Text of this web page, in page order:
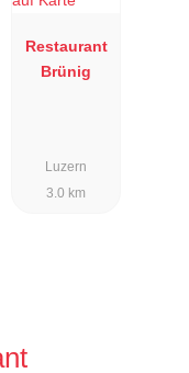
Restaurant
Brünig
Luzern
3.0 km